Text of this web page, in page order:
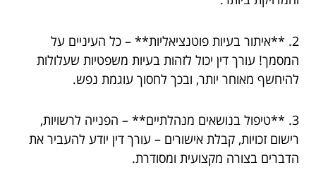
2. **איתור בעיות פוטנציאליות** – כל העיניים על
המסמך! עורך דין יכול לזהות בעיות משפטיות שעלולות
להיחשף מאוחר יותר, ובכך לחסוך עוגמת נפש.
3. **טיפול בנושאים מנהלתיים** – הפנייה לרשויות,
רישום זכויות, קבלת אישורים – עורך דין יודע להעביר את
הדברים בצורה מקצועית ומסודרת.